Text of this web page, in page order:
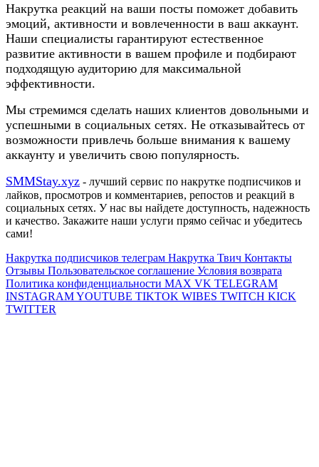
Накрутка реакций на ваши посты поможет добавить
эмоций, активности и вовлеченности в ваш аккаунт.
Наши специалисты гарантируют естественное
развитие активности в вашем профиле и подбирают
подходящую аудиторию для максимальной
эффективности.
Мы стремимся сделать наших клиентов довольными и
успешными в социальных сетях. Не отказывайтесь от
возможности привлечь больше внимания к вашему
аккаунту и увеличить свою популярность.
SMMStay.xyz - лучший сервис по накрутке подписчиков и
лайков, просмотров и комментариев, репостов и реакций в
социальных сетях. У нас вы найдете доступность, надежность
и качество. Закажите наши услуги прямо сейчас и убедитесь
сами!
Накрутка подписчиков телеграм Накрутка Твич Контакты
Отзывы Пользовательское соглашение Условия возврата
Политика конфиденциальности MAX VK TELEGRAM
INSTAGRAMYOUTUBE TIKTOK WIBES TWITCH KICK
TWITTER